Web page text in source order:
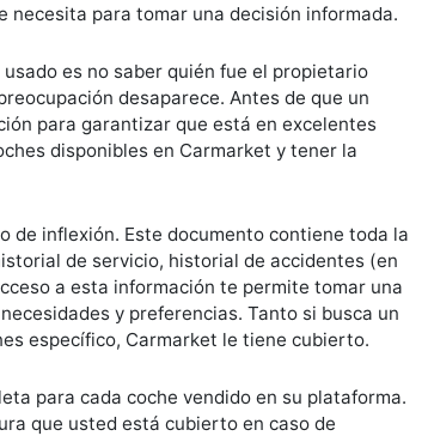
para tomar una decisión informada.
es no saber quién fue el propietario
desaparece. Antes de que un
para garantizar que está en excelentes
disponibles en Carmarket y tener la
de inflexión. Este documento contiene toda la
de servicio, historial de accidentes (en
a esta información te permite tomar una
y preferencias. Tanto si busca un
específico, Carmarket le tiene cubierto.
para cada coche vendido en su plataforma.
que usted está cubierto en caso de